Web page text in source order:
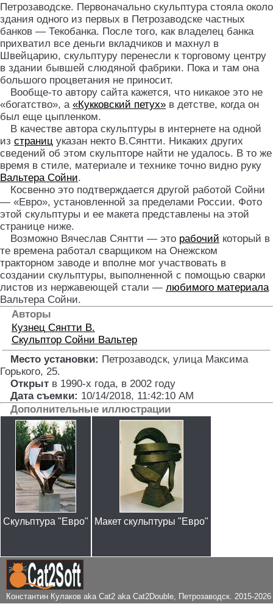
Петрозаводске. Первоначально скульптура стояла около
здания одного из первых в Петрозаводске частных
банков — Текобанка. После того, как владелец банка
прихватил все деньги вкладчиков и махнул в
Швейцарию, скульптуру перенесли к торговому центру
в здании бывшей слюдяной фабрики. Пока и там она
большого процветания не приносит.
Вообще-то автору сайта кажется, что никакое это не
«богатство», а «Кукковский петух» в детстве, когда он
был еще цыпленком.
В качестве автора скульптуры в интернете на одной
из страниц указан некто В.Сянтти. Никаких других
сведений об этом скульпторе найти не удалось. В то же
время в стиле, материале и технике точно видно руку
Вальтера Сойни.
Косвенно это подтверждается другой работой Сойни
— «Евро», установленной за пределами России. Фото
этой скульптуры и ее макета представлены на этой
странице ниже.
Возможно Вячеслав Сянтти — это рабочий который в
те времена работал сварщиком на Онежском
тракторном заводе и вполне мог участвовать в
создании скульптуры, выполненной с помощью сварки
листов из нержавеющей стали — любимого материала
Вальтера Сойни.
Авторы
Кузнец Сянтти В.
Скульптор Сойни Вальтер
Место установки: Петрозаводск, улица Максима
Горького, 25.
Открыт в 1990-х года, в 2002 году
Дата съемки: 10/14/2018, 11:42:10 AM
Дополнительные иллюстрации
Скульптура "Евро" Макет скульптуры "Евро"
Константин Кулаков aka Cat2 aka Cat2Double , Петрозаводск. 2015-2026